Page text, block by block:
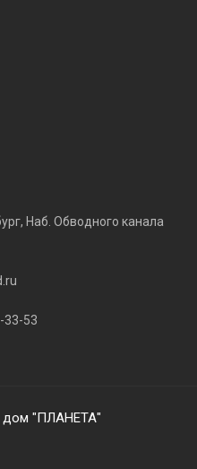
Наб. Обводного канала
33-53
дом "ПЛАНЕТА"